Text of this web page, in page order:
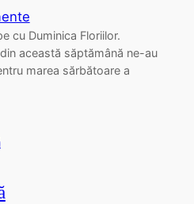
cu Duminica Floriilor.
această săptămână ne-au
marea sărbătoare a